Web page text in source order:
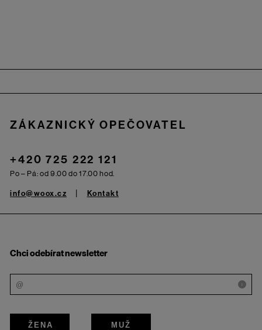
ZÁKAZNICKÝ OPEČOVATEL
+420 725 222 121
Po – Pá: od 9.00 do 17.00 hod.
info@woox.cz Kontakt
Chci odebírat newsletter
i
ŽENA MUŽ